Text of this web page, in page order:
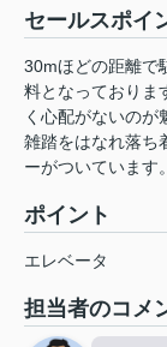
セールスポイ
30mほどの距離で
料となっておりま
く心配がないのが
雑踏をはなれ落ち
ーがついています。
ポイント
エレベータ
担当者のコメ